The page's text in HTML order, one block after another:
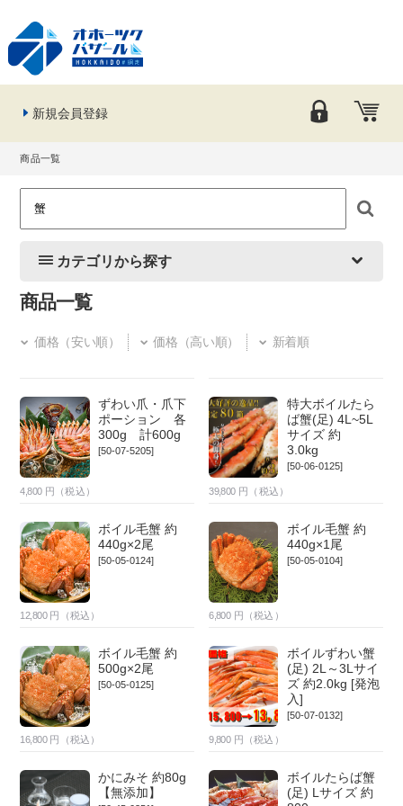
新規会員登録
商品一覧
カテゴリから探す
商品一覧
価格（安い順） 価格（高い順） 新着順
ずわい爪・爪下
ポーション 各
300g 計600g
[50-07-5205]
4,800 円（税込）
特大ボイルたら
ば蟹(足) 4L~5L
サイズ 約
3.0kg
[50-06-0125]
39,800 円（税込）
ボイル毛蟹 約
440g×2尾
[50-05-0124]
12,800 円（税込）
ボイル毛蟹 約
440g×1尾
[50-05-0104]
6,800 円（税込）
ボイル毛蟹 約
500g×2尾
[50-05-0125]
16,800 円（税込）
ボイルずわい蟹
(足) 2L～3Lサイ
ズ 約2.0kg [発泡
入]
[50-07-0132]
9,800 円（税込）
かにみそ 約80g
【無添加】
ボイルたらば蟹
(足) Lサイズ 約